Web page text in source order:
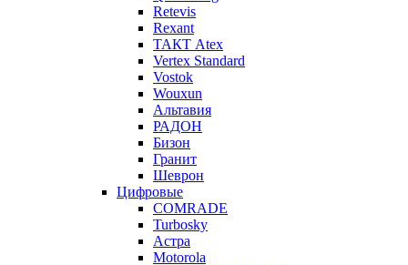
Retevis
Rexant
ТАКТ Atex
Vertex Standard
Vostok
Wouxun
Альтавия
РАДОН
Бизон
Гранит
Шеврон
Цифровые
COMRADE
Turbosky
Астра
Motorola